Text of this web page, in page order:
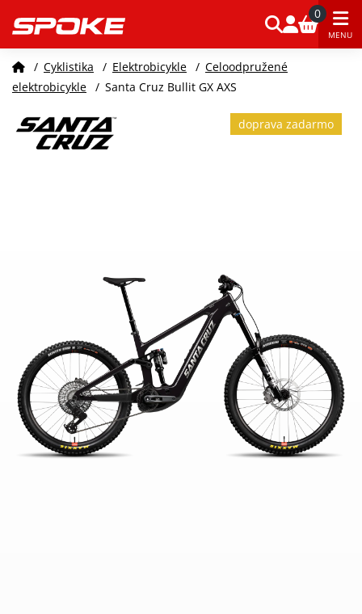
0
MENU
/ Cyklistika / Elektrobicykle / Celoodpružené
elektrobicykle / Santa Cruz Bullit GX AXS
doprava zadarmo